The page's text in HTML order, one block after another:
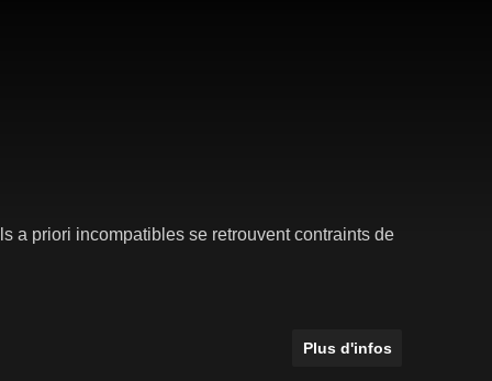
a priori incompatibles se retrouvent contraints de
Plus d'infos